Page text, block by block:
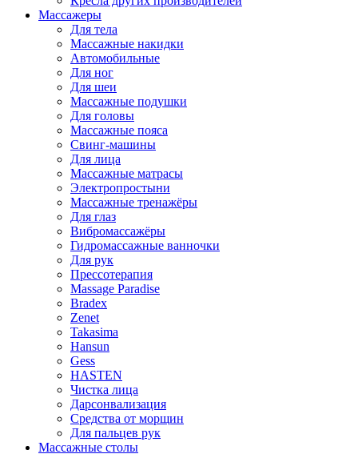
Массажеры
Для тела
Массажные накидки
Автомобильные
Для ног
Для шеи
Массажные подушки
Для головы
Массажные пояса
Свинг-машины
Для лица
Массажные матрасы
Электропростыни
Массажные тренажёры
Для глаз
Вибромассажёры
Гидромассажные ванночки
Для рук
Прессотерапия
Massage Paradise
Bradex
Zenet
Takasima
Hansun
Gess
HASTEN
Чистка лица
Дарсонвализация
Средства от морщин
Для пальцев рук
Массажные столы